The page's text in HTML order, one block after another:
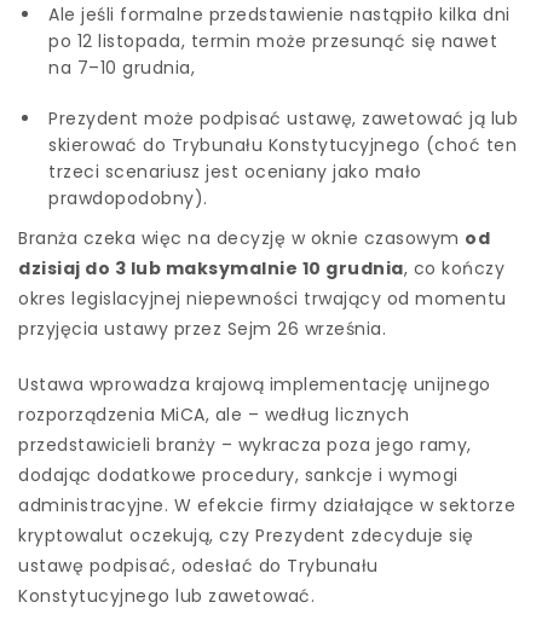
Ale jeśli formalne przedstawienie nastąpiło kilka dni
po 12 listopada, termin może przesunąć się nawet
na 7–10 grudnia,
Prezydent może podpisać ustawę, zawetować ją lub
skierować do Trybunału Konstytucyjnego (choć ten
trzeci scenariusz jest oceniany jako mało
prawdopodobny).
Branża czeka więc na decyzję w oknie czasowym od
dzisiaj do 3 lub maksymalnie 10 grudnia, co kończy
okres legislacyjnej niepewności trwający od momentu
przyjęcia ustawy przez Sejm 26 września.
Ustawa wprowadza krajową implementację unijnego
rozporządzenia MiCA, ale – według licznych
przedstawicieli branży – wykracza poza jego ramy,
dodając dodatkowe procedury, sankcje i wymogi
administracyjne. W efekcie firmy działające w sektorze
kryptowalut oczekują, czy Prezydent zdecyduje się
ustawę podpisać, odesłać do Trybunału
Konstytucyjnego lub zawetować.